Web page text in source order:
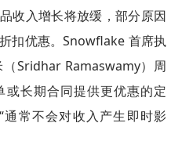
收入增长将放缓，部分原因
扣优惠。Snowflake 首席执
Sridhar Ramaswamy）周
长期合同提供更优惠的定
常不会对收入产生即时影